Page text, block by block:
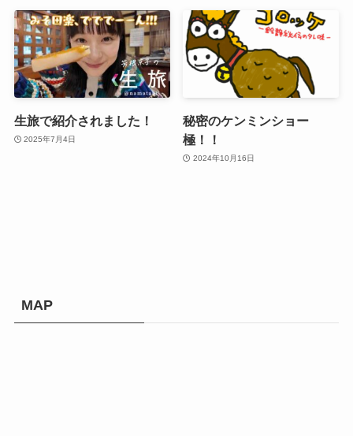
生旅で紹介されました！
2025年7月4日
秘密のケンミンショー
極！！
2024年10月16日
MAP